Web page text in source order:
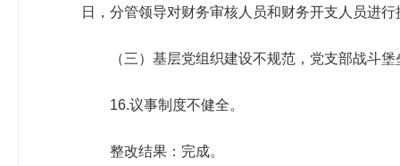
日，分管领导对财务审核人员和财务开支人员进行
（三）基层党组织建设不规范，党支部战斗
16.议事制度不健全。
整改结果：完成。